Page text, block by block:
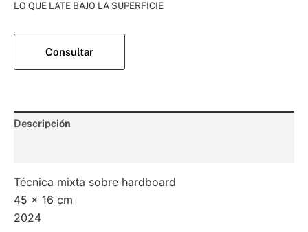
LO QUE LATE BAJO LA SUPERFICIE
Consultar
Descripción
Técnica mixta sobre hardboard
45 x 16 cm
2024